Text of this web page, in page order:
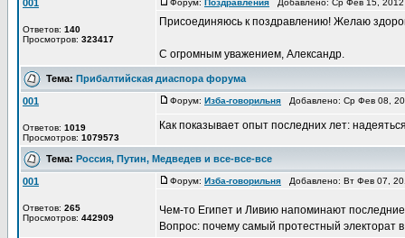
001
Ответов: 140
Просмотров: 323417
Форум: Поздравления Добавлено: Ср Фев 15,
Присоединяюсь к поздравлению! Желаю
С огромным уважением, Александр.
Тема: Прибалтийская диаспора форума
001
Ответов: 1019
Просмотров: 1079573
Форум: Изба-говорильня Добавлено: Ср Фев 08,
Как показывает опыт последних лет:
Тема: Россия, Путин, Медведев и все-все-все
001
Ответов: 265
Просмотров: 442909
Форум: Изба-говорильня Добавлено: Вт Фев 07,
Чем-то Египет и Ливию напоминают
Вопрос: почему самый протестный электорат